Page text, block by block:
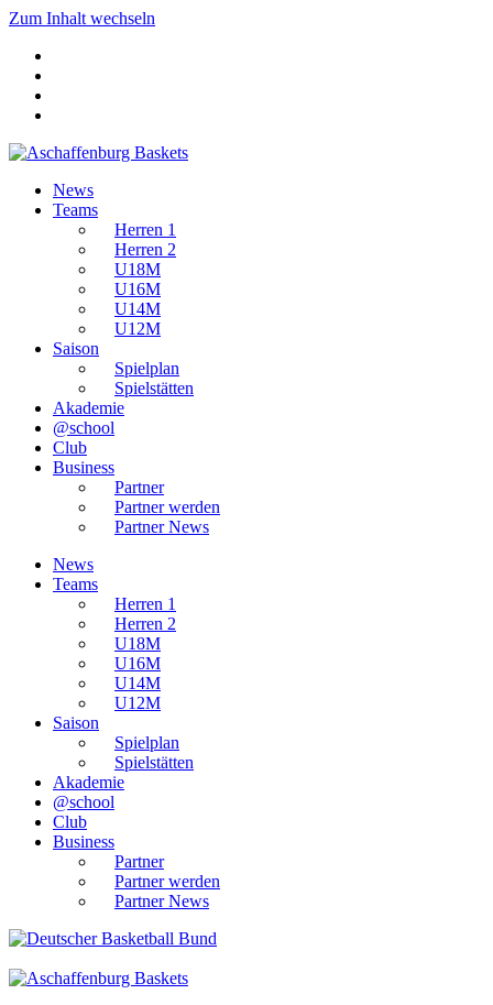
Zum Inhalt wechseln
News
Teams
Herren 1
Herren 2
U18M
U16M
U14M
U12M
Saison
Spielplan
Spielstätten
Akademie
@school
Club
Business
Partner
Partner werden
Partner News
News
Teams
Herren 1
Herren 2
U18M
U16M
U14M
U12M
Saison
Spielplan
Spielstätten
Akademie
@school
Club
Business
Partner
Partner werden
Partner News